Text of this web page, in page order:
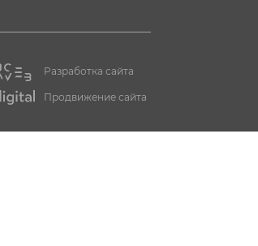
Разработка сайта
Продвижение сайта